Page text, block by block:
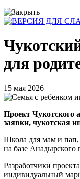
для
15 мая 2026
Проект Чукотского
заявки, чукотская
Школа для мам и пап,
на базе Анадырского
Разработчики
индивидуальный